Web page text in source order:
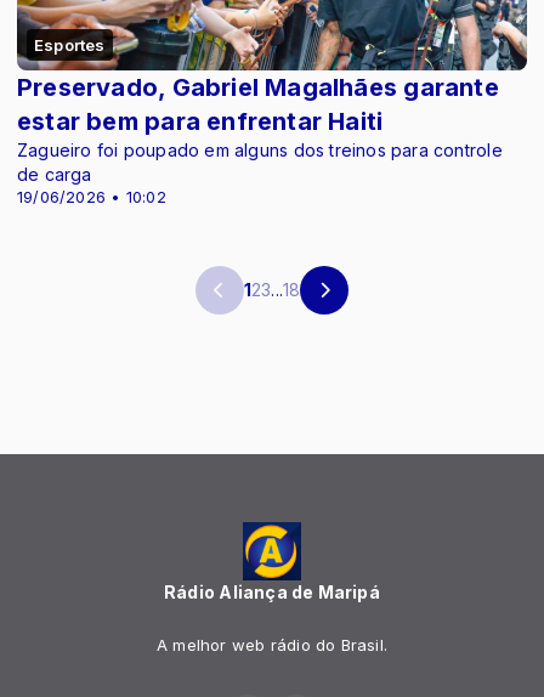
Esportes
19/06/2026 • 10:02
Preservado, Gabriel Magalhães garante
estar bem para enfrentar Haiti
Zagueiro foi poupado em alguns dos treinos para controle
de carga
123...18
Rádio Aliança de Maripá
A melhor web rádio do Brasil.